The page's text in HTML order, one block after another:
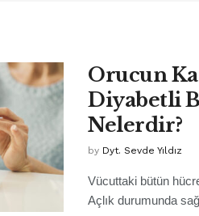
Orucun
Diyabetli
Nelerdir?
by Dyt. Sevde Yıldız
Vücuttaki bütün
Açlık durumunda